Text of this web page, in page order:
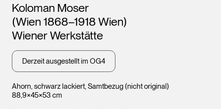
Ahorn, schwarz lackiert, Samtbezug (nicht original)
88,9×45×53 cm
Künstler*innen
Koloman Moser
(Wien 1868–1918 Wien)
Wiener Werkstätte
Derzeit ausgestellt im OG4